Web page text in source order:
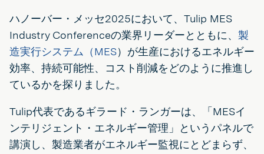
ハノーバー・メッセ2025において、Tulip MES
Industry Conferenceの業界リーダーとともに、 製
造実行システム（MES）が生産におけるエネルギー
効率、持続可能性、コスト削減をどのように推進し
ているかを探りました。
Tulip代表であるギラード・ランガーは、「MESイ
ンテリジェント・エネルギー管理」というパネルで
講演し、製造業者がエネルギー監視にとどまらず、